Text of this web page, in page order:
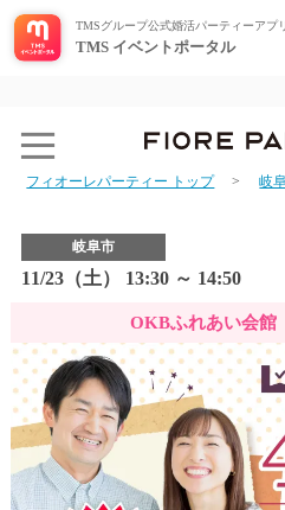
TMSグループ公式婚活パーティーアプ
TMS イベントポータル
フィオーレパーティー トップ 岐
岐阜市
11/23（土） 13:30 ～ 14:50
OKBふれあい会